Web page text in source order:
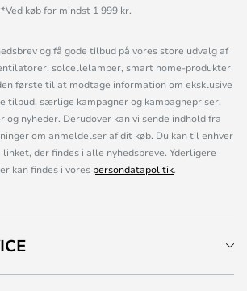
*Ved køb for mindst 1 999 kr.
og få gode tilbud på vores store udvalg af
solcellelamper, smart home-produkter
første til at modtage information om eksklusive
tilbud, særlige kampagner og kampagnepriser,
og nyheder. Derudover kan vi sende indhold fra
om anmeldelser af dit køb. Du kan til enhver
der findes i alle nyhedsbreve. Yderligere
kan findes i vores persondatapolitik.